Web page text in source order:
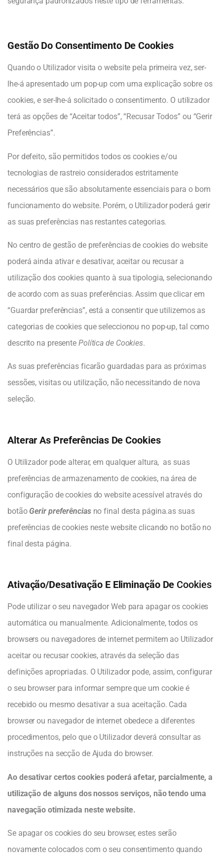
Gestão Do Consentimento De Cookies
Quando o Utilizador visita o website pela primeira vez, ser-
lhe-á apresentado um pop-up com uma explicação sobre os
cookies, e ser-lhe-á solicitado o consentimento. O utilizador
terá as opções de “Aceitar todos”, “Recusar Todos” ou “Gerir
Preferências”.
Por defeito, são permitidos todos os cookies e/ou
tecnologias de rastreio considerados estritamente
necessários que são absolutamente essenciais para o bom
funcionamento do website. Porém, o Utilizador poderá gerir
as suas preferências nas restantes categorias.
No centro de gestão de preferências de cookies do website
poderá ainda ativar e desativar, aceitar ou recusar a
utilização dos cookies quanto à sua tipologia, selecionando
de acordo com as suas preferências. Assim que clicar em
“Guardar preferências”, está a consentir que utilizemos as
categorias de cookies que seleccionou no pop-up, tal como
descrito na presente Política de Cookies.
As suas preferências ficarão guardadas para as próximas
sessões, visitas ou utilização, não necessitando de nova
seleção.
Alterar As Preferências De Cookies
O Utilizador pode alterar, em qualquer altura, as suas
preferências de armazenamento de cookies, na área de
configuração de cookies do website acessível através do
botãoGerir preferênciasno final desta página.as suas
preferências de cookies neste website clicando no botão no
final desta página.
Ativação/Desativação E Eliminação De Cookies
Pode utilizar o seu navegador Web para apagar os cookies
automática ou manualmente. Adicionalmente, todos os
browsers ou navegadores de internet permitem ao Utilizador
aceitar ou recusar cookies, através da seleção das
definições apropriadas. O Utilizador pode, assim, configurar
o seu browser para informar sempre que um cookie é
recebido ou mesmo desativar a sua aceitação. Cada
browser ou navegador de internet obedece a diferentes
procedimentos, pelo que o Utilizador deverá consultar as
instruções na secção de Ajuda do browser.
Ao desativar certos cookies poderá afetar, parcialmente, a
utilização de alguns dos nossos serviços, não tendo uma
navegação otimizada neste website.
Se apagar os cookies do seu browser, estes serão
novamente colocados com o seu consentimento quando